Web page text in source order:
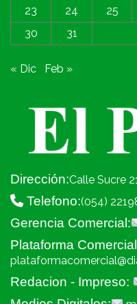
23
24 25
30
31
« Dic Feb »
Dirección:Calle Sucre
Telefono:(054)
Gerencia Comercial:
Plataforma
Redacion - Impreso: